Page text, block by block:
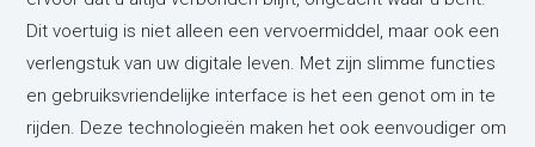
Dit voertuig is niet alleen een vervoermiddel, maar ook een
verlengstuk van uw digitale leven. Met zijn slimme functies
en gebruiksvriendelijke interface is het een genot om in te
rijden. Deze technologieën maken het ook eenvoudiger om